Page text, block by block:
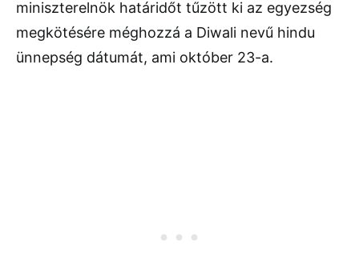
miniszterelnök határidőt tűzött ki az egyezség
megkötésére méghozzá a Diwali nevű hindu
ünnepség dátumát, ami október 23-a.